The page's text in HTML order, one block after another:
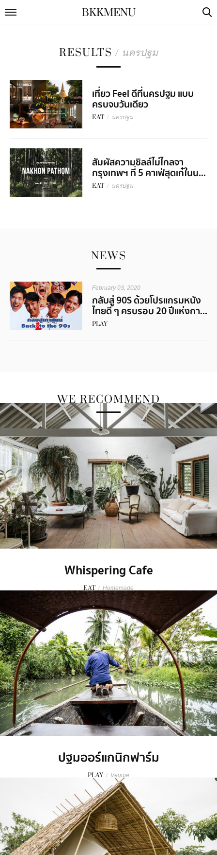
BKKMENU
RESULTS / นครปฐม
เที่ยว Feel ดีที่นครปฐม แบบ
ครบจบวันเดียว
EAT / นครปฐม
สัมผัสความชิลล์ไม่ไกลจา
กรุงเทพฯ ที่ 5 คาเฟ่สุดเก๋ในน...
EAT / นครปฐม
NEWS
February 03, 2020
กลับสู่ 90S ด้วยโปรแกรมหนัง
ไทยดี ๆ ครบรอบ 20 ปีแห่งกา...
PLAY
WE RECOMMEND
Whispering Cafe
EAT / Homemade
ปฐมออร์แกนิกฟาร์ม
PLAY / Veggie